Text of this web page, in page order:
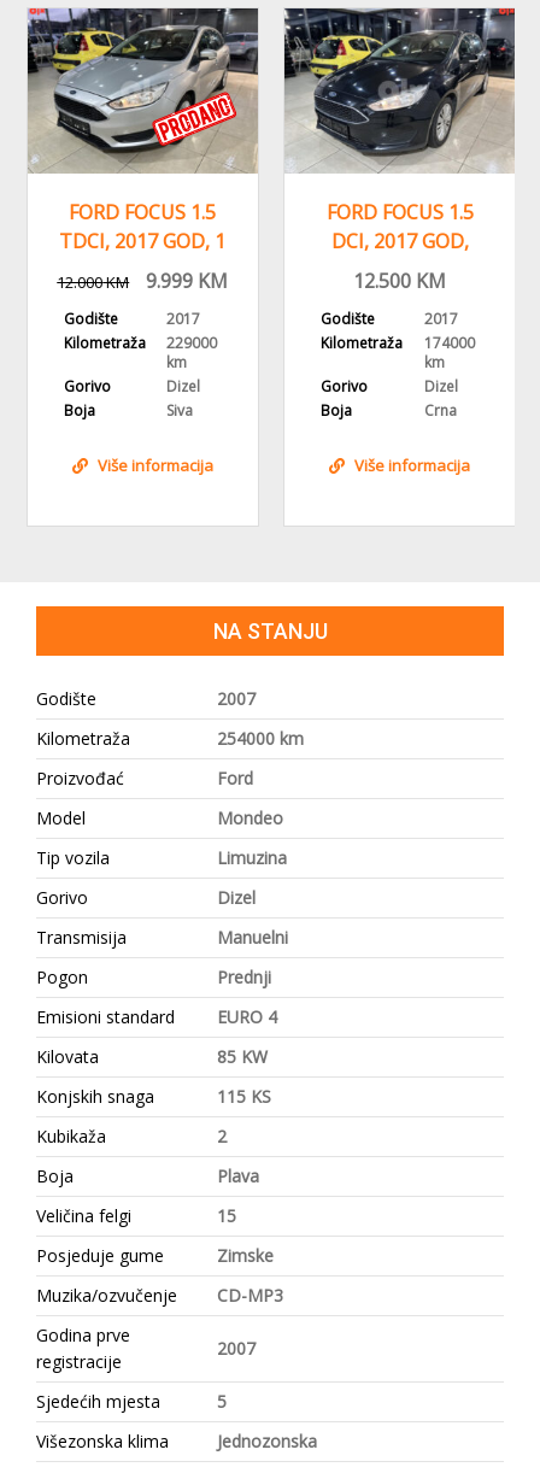
FORD FOCUS 1.5
TDCI, 2017 GOD, 1
VLASNIK, KLIMA
12.000KM 9.999 KM
Godište
2017
Kilometraža
229000
km
Gorivo
Dizel
Boja
Siva
Više informacija
FORD FOCUS 1.5
DCI, 2017 GOD,
VOLAN S
12.500 KM
Godište
2017
Kilometraža
174000
km
Gorivo
Dizel
Boja
Crna
Više informacija
NA STANJU
Godište
2007
Kilometraža
254000 km
Proizvođać
Ford
Model
Mondeo
Tip vozila
Limuzina
Gorivo
Dizel
Transmisija
Manuelni
Pogon
Prednji
Emisioni standard
EURO 4
Kilovata
85 KW
Konjskih snaga
115 KS
Kubikaža
2
Boja
Plava
Veličina felgi
15
Posjeduje gume
Zimske
Muzika/ozvučenje
CD-MP3
Godina prve
registracije
2007
Sjedećih mjesta
5
Višezonska klima
Jednozonska